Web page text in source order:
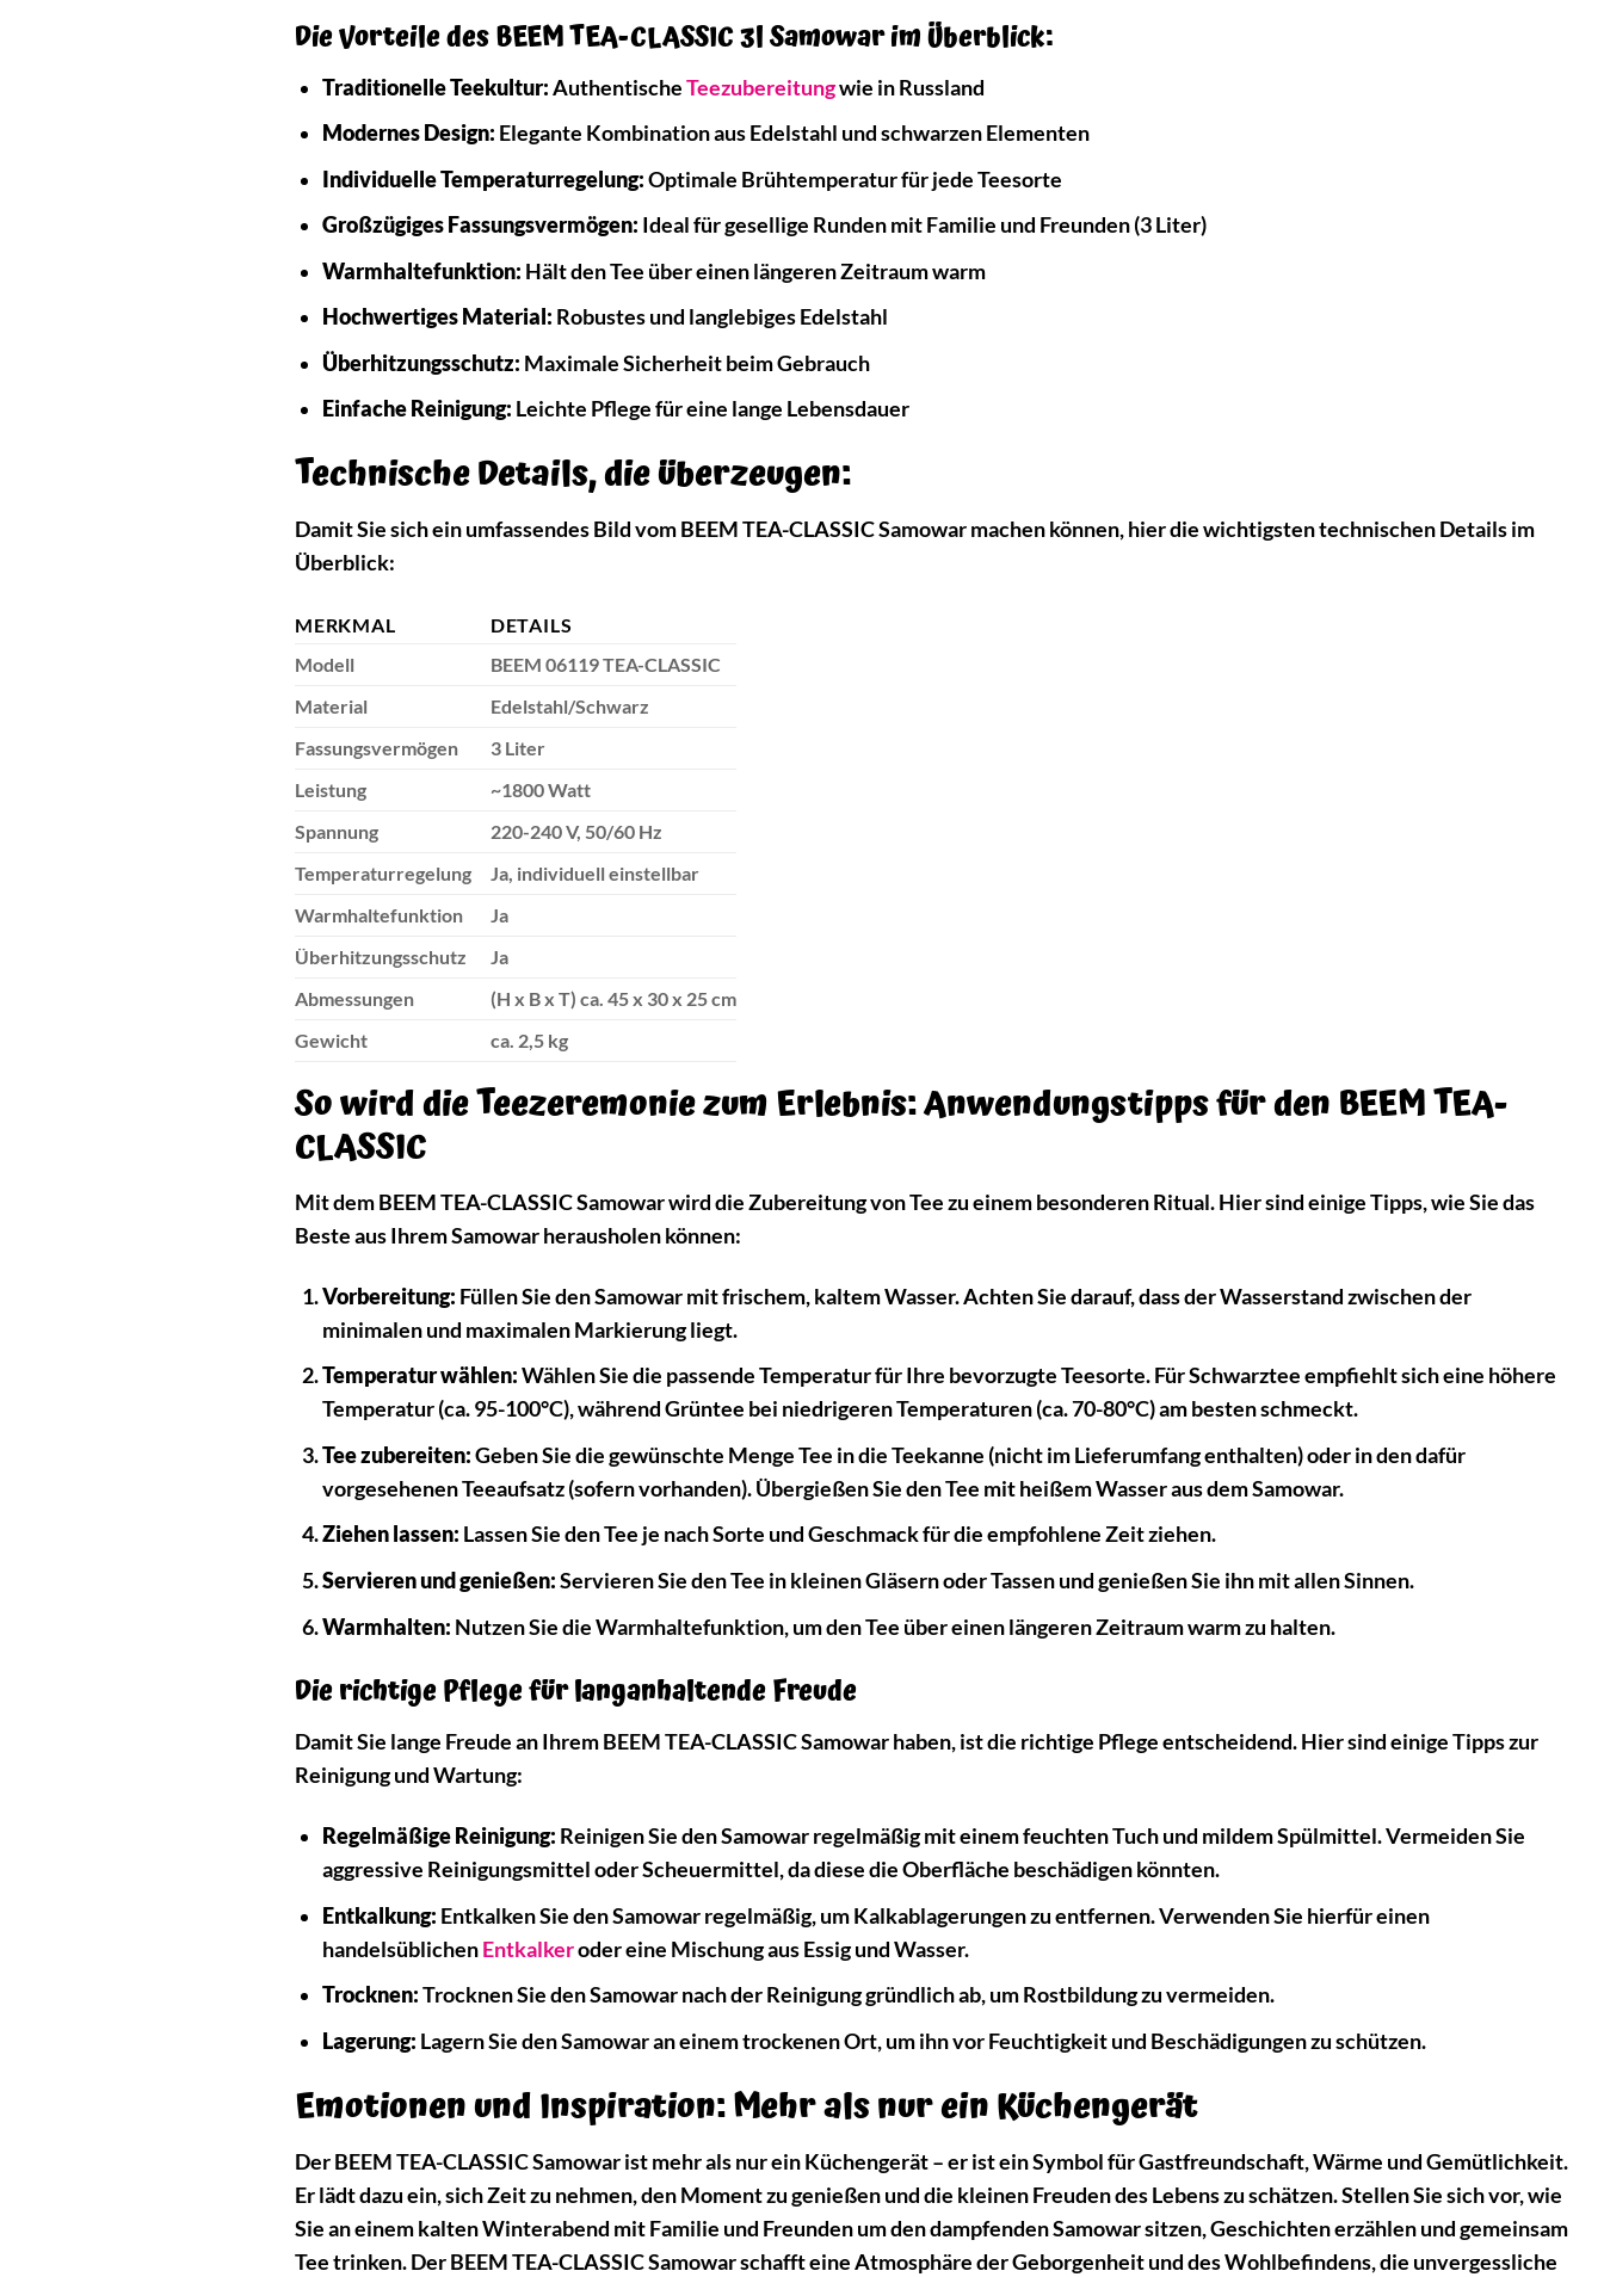
Die Vorteile des BEEM TEA-CLASSIC 3l Samowar im Überblick:
Traditionelle Teekultur:AuthentischeTeezubereitungwie in Russland
Modernes Design: Elegante Kombination aus Edelstahl und schwarzen Elementen
Individuelle Temperaturregelung:Optimale Brühtemperatur für jede Teesorte
Großzügiges Fassungsvermögen: Ideal für gesellige Runden mit Familie und Freunden (3 Liter)
Warmhaltefunktion: Hält den Tee über einen längeren Zeitraum warm
Hochwertiges Material: Robustes und langlebiges Edelstahl
Überhitzungsschutz: Maximale Sicherheit beim Gebrauch
Einfache Reinigung: Leichte Pflege für eine lange Lebensdauer
Technische Details, die überzeugen:
Damit Sie sich ein umfassendes Bild vom BEEM TEA-CLASSIC Samowar machen können, hier die wichtigsten technischen Details im
Überblick:
MERKMAL
DETAILS
Modell
BEEM 06119 TEA-CLASSIC
Material
Edelstahl/Schwarz
Fassungsvermögen
3 Liter
Leistung
~1800 Watt
Spannung
220-240 V, 50/60 Hz
Temperaturregelung
Ja, individuell einstellbar
Warmhaltefunktion
Ja
Überhitzungsschutz
Ja
Abmessungen
(H x B x T) ca. 45 x 30 x 25 cm
Gewicht
ca. 2,5 kg
So wird die Teezeremonie zum Erlebnis: Anwendungstipps für den BEEM TEA-
CLASSIC
Mit dem BEEM TEA-CLASSIC Samowar wird die Zubereitung von Tee zu einem besonderen Ritual. Hier sind einige Tipps, wie Sie das
Beste aus Ihrem Samowar herausholen können:
Vorbereitung: Füllen Sie den Samowar mit frischem, kaltem Wasser. Achten Sie darauf, dass der Wasserstand zwischen der
minimalen und maximalen Markierung liegt.
Temperatur wählen:Wählen Sie die passende Temperatur für Ihre bevorzugte Teesorte. Für Schwarztee empfiehlt sich eine höhere
Temperatur (ca. 95-100°C), während Grüntee bei niedrigeren Temperaturen (ca. 70-80°C) am besten schmeckt.
Tee zubereiten:Geben Sie die gewünschte Menge Tee in die Teekanne (nicht im Lieferumfang enthalten) oder in den dafür
vorgesehenen Teeaufsatz (sofern vorhanden). Übergießen Sie den Tee mit heißem Wasser aus dem Samowar.
Ziehen lassen: Lassen Sie den Tee je nach Sorte und Geschmack für die empfohlene Zeit ziehen.
Servieren und genießen:Servieren Sie den Tee in kleinen Gläsern oder Tassen und genießen Sie ihn mit allen Sinnen.
Warmhalten: Nutzen Sie die Warmhaltefunktion, um den Tee über einen längeren Zeitraum warm zu halten.
Die richtige Pflege für langanhaltende Freude
Damit Sie lange Freude an Ihrem BEEM TEA-CLASSIC Samowar haben, ist die richtige Pflege entscheidend. Hier sind einige Tipps zur
Reinigung und Wartung:
Regelmäßige Reinigung: Reinigen Sie den Samowar regelmäßig mit einem feuchten Tuch und mildem Spülmittel. Vermeiden Sie
aggressive Reinigungsmittel oder Scheuermittel, da diese die Oberfläche beschädigen könnten.
Entkalkung: Entkalken Sie den Samowar regelmäßig, um Kalkablagerungen zu entfernen. Verwenden Sie hierfür einen
handelsüblichenEntkalkeroder eine Mischung aus Essig und Wasser.
Trocknen:Trocknen Sie den Samowar nach der Reinigung gründlich ab, um Rostbildung zu vermeiden.
Lagerung: Lagern Sie den Samowar an einem trockenen Ort, um ihn vor Feuchtigkeit und Beschädigungen zu schützen.
Emotionen und Inspiration: Mehr als nur ein Küchengerät
Der BEEM TEA-CLASSIC Samowar ist mehr als nur ein Küchengerät – er ist ein Symbol für Gastfreundschaft, Wärme und Gemütlichkeit.
Er lädt dazu ein, sich Zeit zu nehmen, den Moment zu genießen und die kleinen Freuden des Lebens zu schätzen. Stellen Sie sich vor, wie
Sie an einem kalten Winterabend mit Familie und Freunden um den dampfenden Samowar sitzen, Geschichten erzählen und gemeinsam
Tee trinken. Der BEEM TEA-CLASSIC Samowar schafft eine Atmosphäre der Geborgenheit und des Wohlbefindens, die unvergessliche